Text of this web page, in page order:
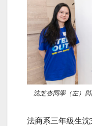
沈芝杏同學（左）
法商系三年級生